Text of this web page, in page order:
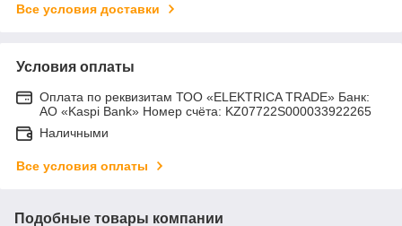
Все условия доставки
Условия оплаты
Оплата по реквизитам ТОО «ELEKTRICA TRADE» Банк:
АО «Kaspi Bank» Номер счёта: KZ07722S000033922265
Наличными
Все условия оплаты
Подобные товары компании